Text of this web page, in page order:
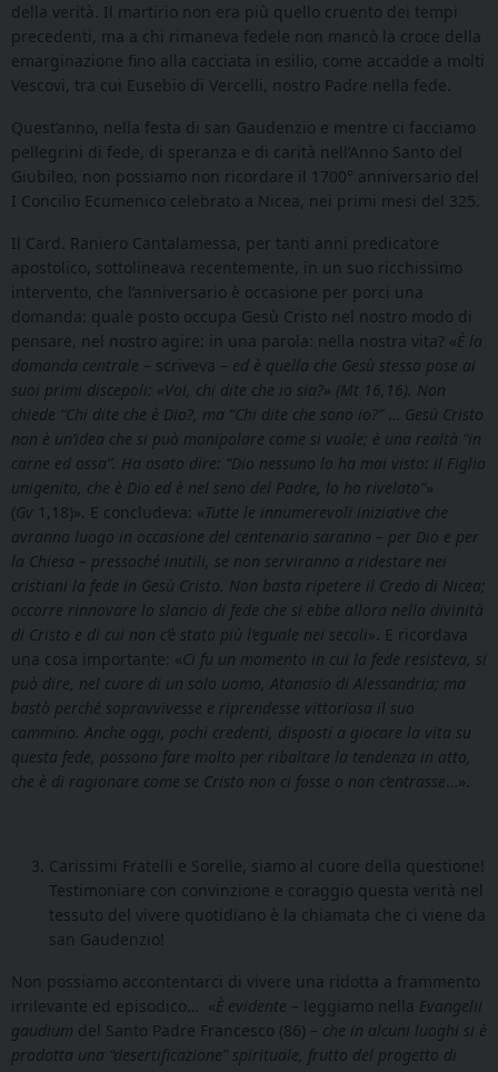
della verità. Il martirio non era più quello cruento dei tempi
precedenti, ma a chi rimaneva fedele non mancò la croce della
emarginazione fino alla cacciata in esilio, come accadde a molti
Vescovi, tra cui Eusebio di Vercelli, nostro Padre nella fede.
Quest’anno, nella festa di san Gaudenzio e mentre ci facciamo
pellegrini di fede, di speranza e di carità nell’Anno Santo del
Giubileo, non possiamo non ricordare il 1700° anniversario del
I Concilio Ecumenico celebrato a Nicea, nei primi mesi del 325.
Il Card. Raniero Cantalamessa, per tanti anni predicatore
apostolico, sottolineava recentemente, in un suo ricchissimo
intervento, che l’anniversario è occasione per porci una
domanda: quale posto occupa Gesù Cristo nel nostro modo di
pensare, nel nostro agire: in una parola: nella nostra vita? «È la
domanda centrale – scriveva – ed è quella che Gesù stesso pose ai
suoi primi discepoli: «Voi, chi dite che io sia?» (Mt 16,16). Non
chiede “Chi dite che è Dio?, ma “Chi dite che sono io?” … Gesù Cristo
non è un’idea che si può manipolare come si vuole; è una realtà “in
carne ed ossa”. Ha osato dire: “Dio nessuno lo ha mai visto: il Figlio
unigenito, che è Dio ed è nel seno del Padre, lo ho rivelato”»
(Gv 1,18)». E concludeva: «Tutte le innumerevoli iniziative che
avranno luogo in occasione del centenario saranno – per Dio e per
la Chiesa – pressoché inutili, se non serviranno a ridestare nei
cristiani la fede in Gesù Cristo. Non basta ripetere il Credo di Nicea;
occorre rinnovare lo slancio di fede che si ebbe allora nella divinità
di Cristo e di cui non c’è stato più l’eguale nei secoli». E ricordava
una cosa importante: «Ci fu un momento in cui la fede resisteva, si
può dire, nel cuore di un solo uomo, Atanasio di Alessandria; ma
bastò perché sopravvivesse e riprendesse vittoriosa il suo
cammino. Anche oggi, pochi credenti, disposti a giocare la vita su
questa fede, possono fare molto per ribaltare la tendenza in atto,
che è di ragionare come se Cristo non ci fosse o non c’entrasse …».
Carissimi Fratelli e Sorelle, siamo al cuore della questione!
Testimoniare con convinzione e coraggio questa verità nel
tessuto del vivere quotidiano è la chiamata che ci viene da
san Gaudenzio!
Non possiamo accontentarci di vivere una ridotta a frammento
irrilevante ed episodico… «È evidente – leggiamo nella Evangelii
gaudium del Santo Padre Francesco (86) – che in alcuni luoghi si è
prodotta una “desertificazione” spirituale, frutto del progetto di